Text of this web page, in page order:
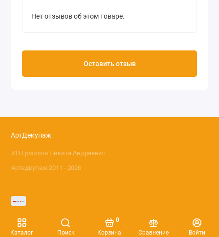
Каталог Поиск Корзина
0
Сравнение
Войти
Нет отзывов об этом товаре.
Оставить отзыв
АртДекупаж
ИП Ермилов Никита Андреевич
Артедкупаж 2011 - 2026